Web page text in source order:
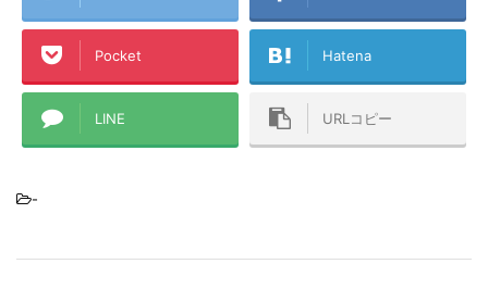
Pocket Hatena
LINE URLコピー
-